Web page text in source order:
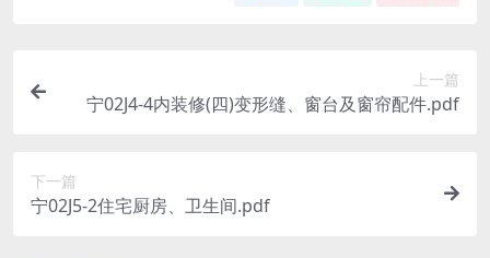
上一篇
宁02J4-4内装修(四)变形缝、窗台及窗帘配件.pdf
下一篇
宁02J5-2住宅厨房、卫生间.pdf